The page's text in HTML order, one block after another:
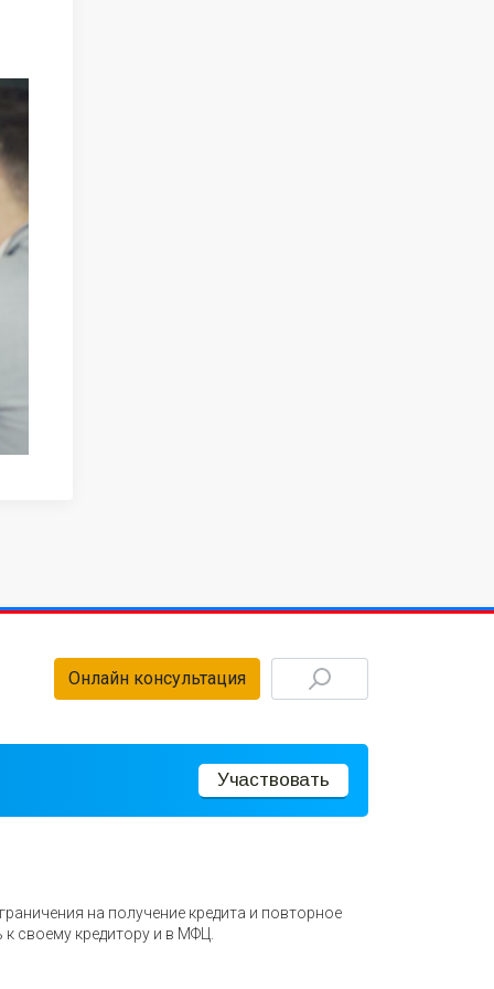
Онлайн консультация
Участвовать
на получение кредита и повторное
своему кредитору и в МФЦ.